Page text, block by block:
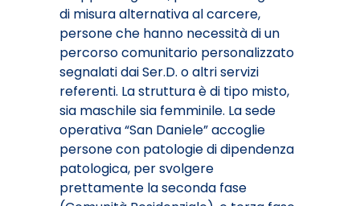
di misura alternativa al carcere,
persone che hanno necessità di un
percorso comunitario personalizzato
segnalati dai Ser.D. o altri servizi
referenti. La struttura è di tipo misto,
sia maschile sia femminile. La sede
operativa “San Daniele” accoglie
persone con patologie di dipendenza
patologica, per svolgere
prettamente la seconda fase